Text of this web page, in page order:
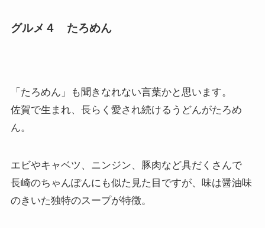
佐賀で生まれ、長らく愛され続けるうどんがたろめ
ん。
長崎のちゃんぽんにも似た見た目ですが、味は醤油味
のきいた独特のスープが特徴。